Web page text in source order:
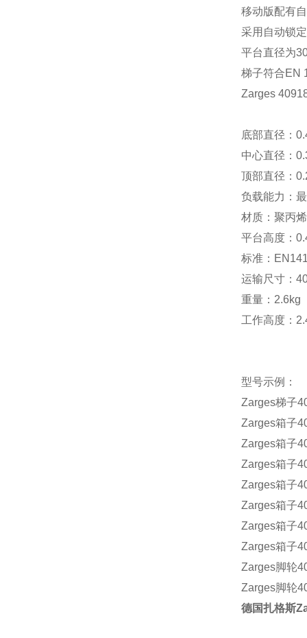
移动版配有
采用自动锁
平台直径为
梯子符合EN
Zarges
底部直径：
中心直径：
顶部直径：
负载能力：
材质：聚丙烯
平台高度：
标准：
运输尺寸：
重量： 2.6kg
工作高度：
型号示例：
Zarges梯子
Zarges箱子
Zarges箱子
Zarges箱子
Zarges箱子
Zarges箱子
Zarges箱子
Zarges箱子
Zarges脚轮
Zarges脚轮
德国扎格斯